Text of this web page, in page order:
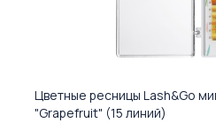
Цветные ресницы Lash&Go
"Grapefruit" (15 линий)